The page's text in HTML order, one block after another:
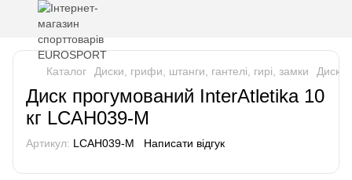
Каталог Диски, грифи, штанги, гантелі, гирі, замки Диски
Диск прогумований InterAtletika 10
кг LCAH039-M
Артикул: LCAH039-M Написати відгук